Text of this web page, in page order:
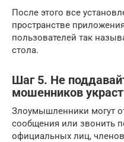
После этого все
пространстве
пользователей так
стола.
Шаг 5. Не
мошенников
Злоумышленники могут
сообщения или звонить
официальных лиц,